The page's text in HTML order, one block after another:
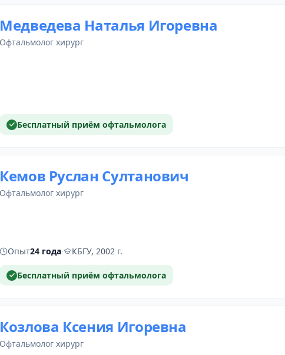
Медведева Наталья Игоревна
офтальмолог хирург
Бесплатный приём офтальмолога
Кемов Руслан Султанович
офтальмолог хирург
Опыт24 года· КБГУ, 2002 г.
Бесплатный приём офтальмолога
Козлова Ксения Игоревна
офтальмолог хирург